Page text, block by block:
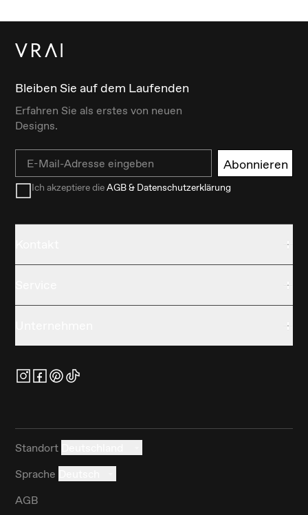
Bleiben Sie auf dem Laufenden
Erfahren Sie als erstes von neuen
Designs.
Email Abonnieren
Ich akzeptiere dieAGB & Datenschutzerklärung
Standort
Sprache
AGB